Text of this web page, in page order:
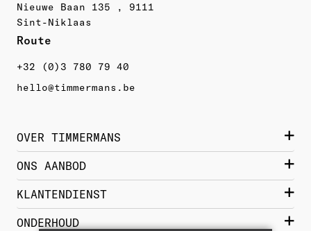
Nieuwe Baan 135 , 9111
Sint-Niklaas
Route
+32 (0)3 780 79 40
hello@timmermans.be
OVER TIMMERMANS
Wie zijn we?
Historiek
Merken
ONS AANBOD
Damesschoenen
KLANTENDIENST
Bestellen  & Getrouwheidskorting
ONDERHOUD